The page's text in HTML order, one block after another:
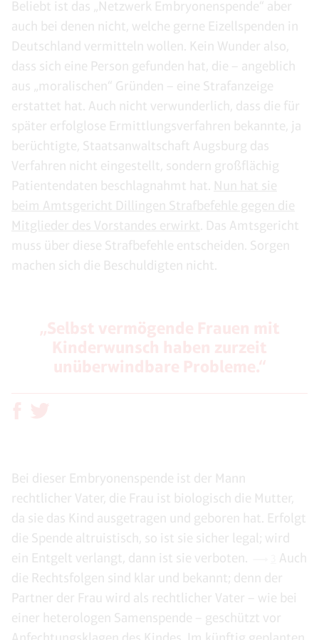
Beliebt ist das „Netzwerk Embryonenspende“ aber
auch bei denen nicht, welche gerne Eizellspenden in
Deutschland vermitteln wollen. Kein Wunder also,
dass sich eine Person gefunden hat, die – angeblich
aus „moralischen“ Gründen – eine Strafanzeige
erstattet hat. Auch nicht verwunderlich, dass die für
später erfolglose Ermittlungsverfahren bekannte, ja
berüchtigte, Staatsanwaltschaft Augsburg das
Verfahren nicht eingestellt, sondern großflächig
Patientendaten beschlagnahmt hat. Nun hat sie
beim Amtsgericht Dillingen Strafbefehle gegen die
Mitglieder des Vorstandes erwirkt
. Das Amtsgericht
muss über diese Strafbefehle entscheiden. Sorgen
machen sich die Beschuldigten nicht.
Bei dieser Embryonenspende ist der Mann
rechtlicher Vater, die Frau ist biologisch die Mutter,
da sie das Kind ausgetragen und geboren hat. Erfolgt
die Spende altruistisch, so ist sie sicher legal; wird
ein Entgelt verlangt, dann ist sie verboten.
Auch
die Rechtsfolgen sind klar und bekannt; denn der
Partner der Frau wird als rechtlicher Vater – wie bei
einer heterologen Samenspende – geschützt vor